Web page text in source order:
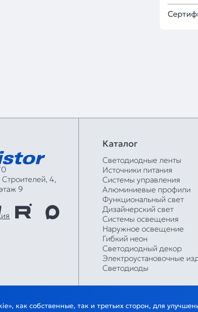
Строителей, 4,
9
Каталог
Светодиодные ленты
Источники питания
Системы управления
Алюминиевые профили
Функциональный свет
Дизайнерский свет
Системы освещения
Наружное освещение
Гибкий неон
Светодиодный декор
Электроустановочные
Светодиоды
как собственные, так и третьих сторон, для